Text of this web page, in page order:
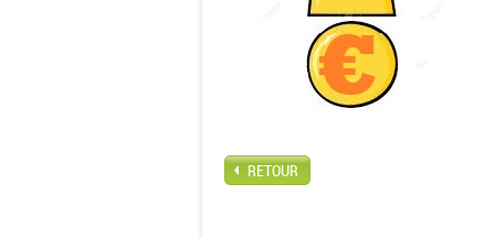
RETOUR